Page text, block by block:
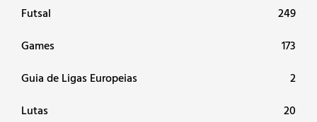
Futsal
249
Games
173
Guia de Ligas Europeias
2
Lutas
20